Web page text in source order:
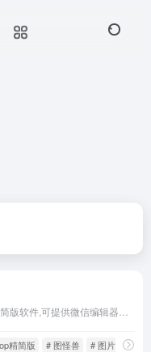
精简版 # 图怪兽 # 图片编辑器